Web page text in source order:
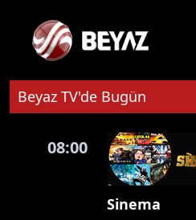
Beyaz TV'de Bugün
08:00
Sinema